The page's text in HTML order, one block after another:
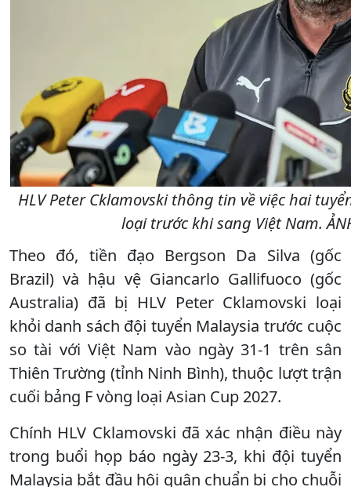
HLV Peter Cklamovski thông tin về việc hai
loại trước khi sang Việt Nam.
Theo đó, tiền đạo Bergson Da Silva (gốc
Brazil) và hậu vệ Giancarlo Gallifuoco (gốc
Australia) đã bị HLV Peter Cklamovski loại
khỏi danh sách đội tuyển Malaysia trước cuộc
so tài với Việt Nam vào ngày 31-1 trên sân
Thiên Trường (tỉnh Ninh Bình), thuộc lượt trận
cuối bảng F vòng loại Asian Cup 2027.
Chính HLV Cklamovski đã xác nhận điều này
trong buổi họp báo ngày 23-3, khi đội tuyển
Malaysia bắt đầu hội quân chuẩn bị cho chuỗi